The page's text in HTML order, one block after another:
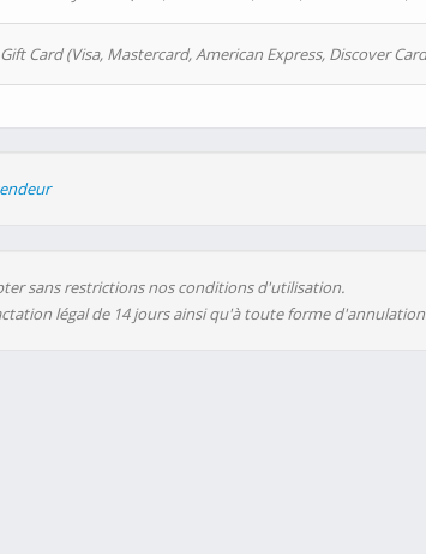
Card (Visa, Mastercard, American Express, Discover
sans restrictions nos conditions d'utilisation.
légal de 14 jours ainsi qu'à toute forme